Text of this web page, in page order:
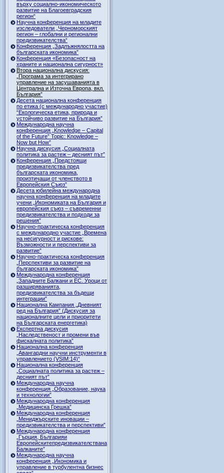
върху социално-икономическото
развитие на Благоевградския
регион“
Научна конференция на младите
изследователи „Черноморският
регион – глобални и регионални
предизвикателства“
Конференция „Задлъжнялостта на
българската икономика”
Конференция «Безопасност на
храните и национална сигурност»
Втора национална дискусия:
„Програма за интегрирано
управление на засушаванията в
Централна и Източна Европа, вкл.
България”
Десета национална конференция
по етика (с международно участие)
“Екологическа етика, природа и
устойчиво развитие на България”
Международна научна
конференция „Knowledge – Capital
of the Future” Topic: Knowledge –
Now but How”
Научна дискусия „Социалната
политика за растеж – десният път”
Конференция „Предстоящи
предизвикателства пред
българската икономика,
произтичащи от членството в
Европейския Съюз”
Десета юбилейна международна
научна конференция на младите
учени „Икономиката на България и
европейския съюз – съвременни
предизвикателства и подходи за
решения”
Научно-практическа конференция
с международно участие „Времена
на несигурност и рискове:
Възможности и перспективи за
развитие”
Научно-практическа конференция
„Перспективи за развитие на
българската икономика”
Международна конференция
„Западните Балкани и ЕС. Уроци от
разширяванията,
предизвикателства за бъдещи
интеграции”
Национална Кампания „Дневният
ред на България” (Дискусия за
националните цели и приоритети
на Българската енергетика)
Експертна дискусия
„Наследственост и промени във
фискалната политика”
Национална конференция
„Авангардни научни инструменти в
управлението (VSIM:14)“
Национална конференция
„Социалната политика за растеж –
десният път”
Международна научна
конференция „Образование, наука
и технологии”
Международна конференция
„Медицинска Грешка”
Международна конференция
„Мениджърските иновации –
предизвикателства и перспективи”
Международна конференция
„Гърция, Българияи
Европейскитепредизвикателствана
Балканите”
Международна научна
конференция „Икономика и
управление в турбулентна бизнес